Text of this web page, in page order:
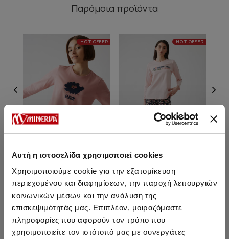
Αυτή η ιστοσελίδα χρησιμοποιεί cookies
Χρησιμοποιούμε cookie για την εξατομίκευση
περιεχομένου και διαφημίσεων, την παροχή λειτουργιών
κοινωνικών μέσων και την ανάλυση της
επισκεψιμότητάς μας. Επιπλέον, μοιραζόμαστε
πληροφορίες που αφορούν τον τρόπο που
χρησιμοποιείτε τον ιστότοπό μας με συνεργάτες
Παρόμοια προϊόντα
HOT OFFER
Fleur Γυναικεία Πυτζάμα
31,40 €
HOT OFFER
Fleur Γυναικεία Πυτζάμα
31,40 €